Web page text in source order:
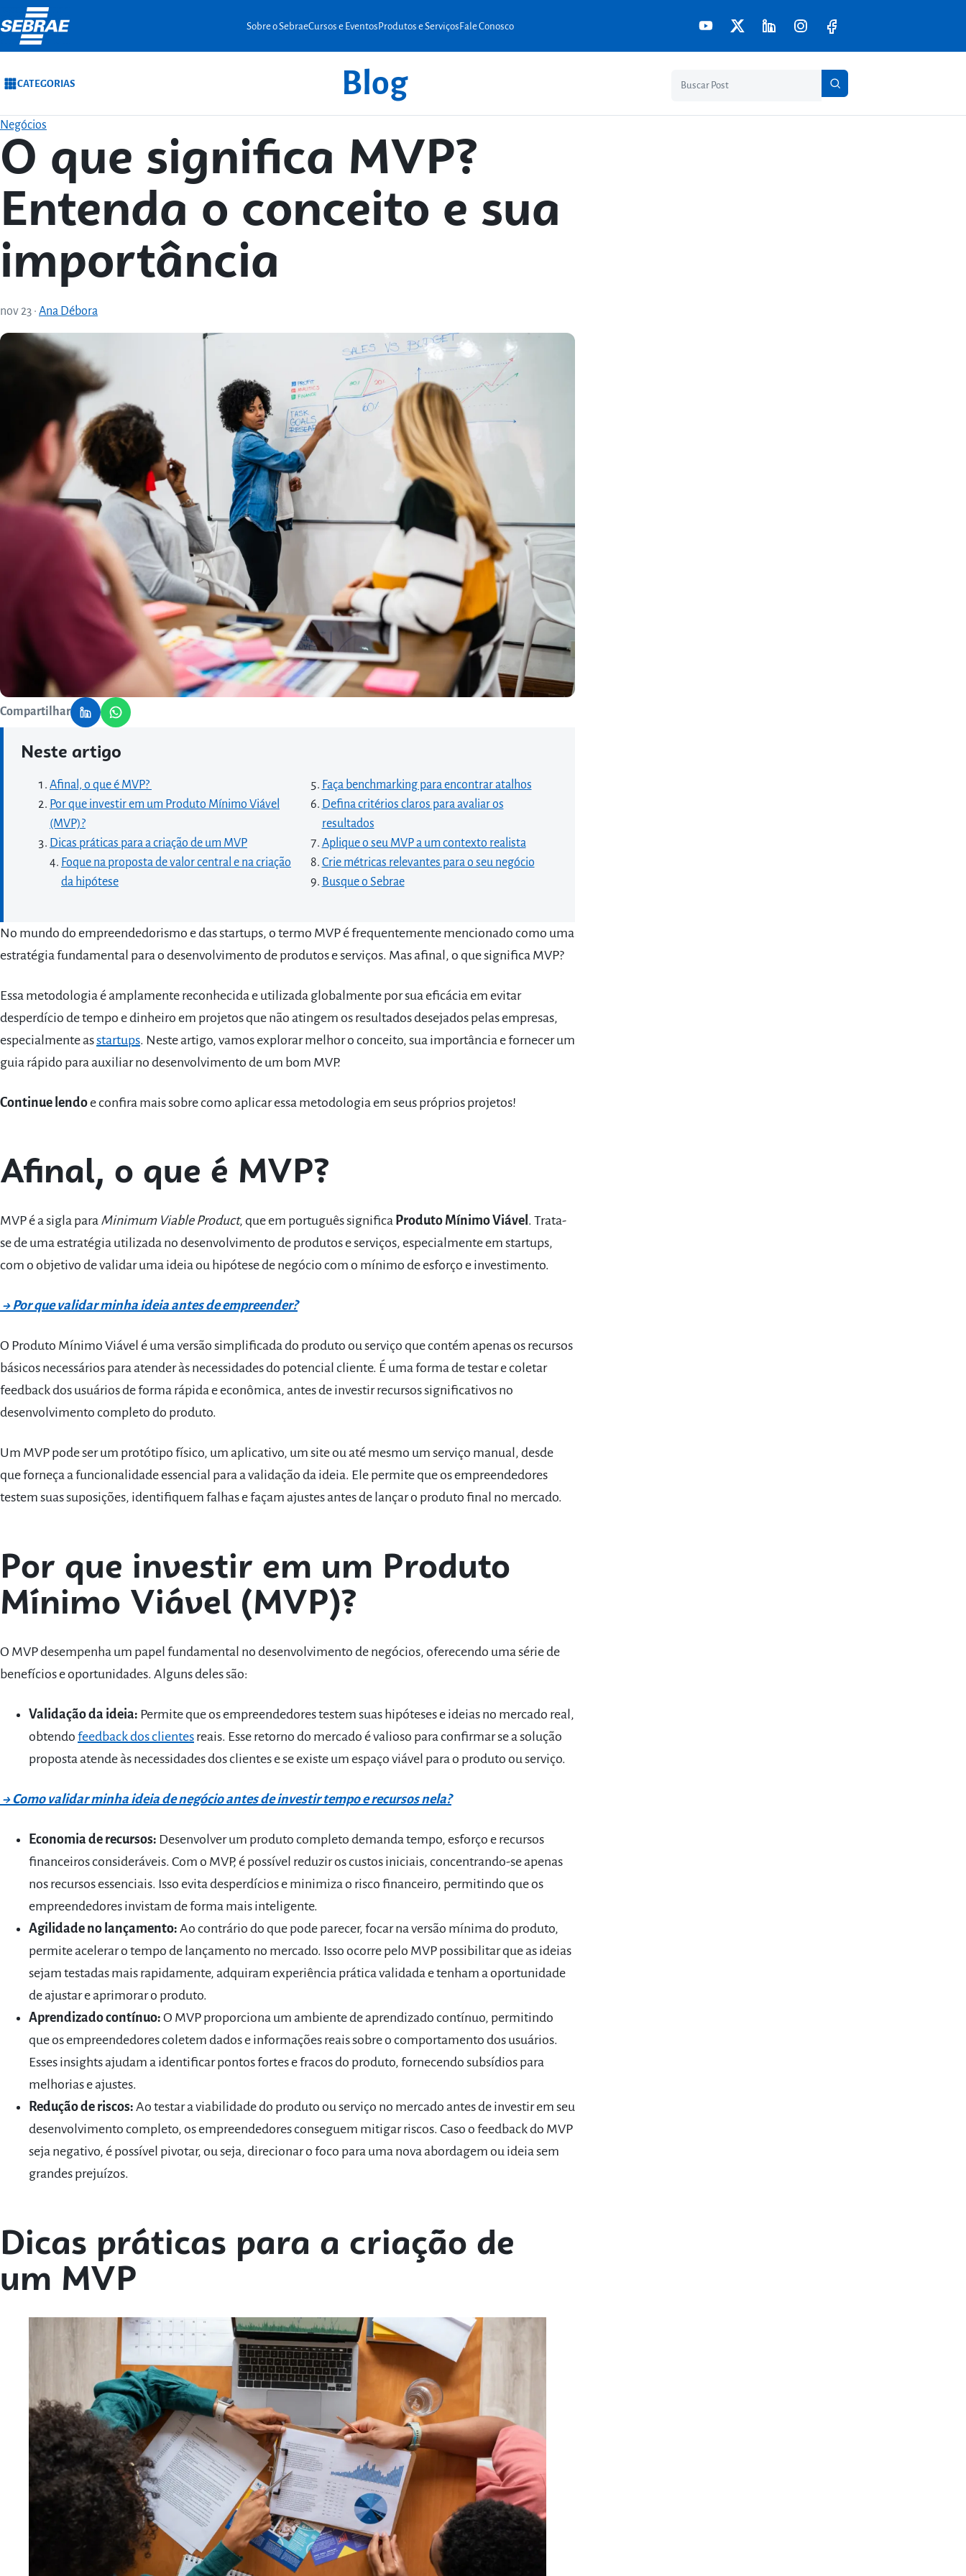
Ir para o conteúdo
Sobre o SebraeCursos e EventosProdutos e ServiçosFale Conosco
CATEGORIAS Blog
Negócios
O que significa MVP?
Entenda o conceito e sua
importância
nov 23 · Ana Débora
Compartilhar
Neste artigo
Afinal, o que é MVP?
Por que investir em um Produto Mínimo Viável
(MVP)?
Dicas práticas para a criação de um MVP
Foque na proposta de valor central e na criação
da hipótese
Faça benchmarking para encontrar atalhos
Defina critérios claros para avaliar os
resultados
Aplique o seu MVP a um contexto realista
Crie métricas relevantes para o seu negócio
Busque o Sebrae
No mundo do empreendedorismo e das startups, o termo MVP é frequentemente mencionado como uma
estratégia fundamental para o desenvolvimento de produtos e serviços. Mas afinal, o que significa MVP?
Essa metodologia é amplamente reconhecida e utilizada globalmente por sua eficácia em evitar
desperdício de tempo e dinheiro em projetos que não atingem os resultados desejados pelas empresas,
especialmente asstartups. Neste artigo, vamos explorar melhor o conceito, sua importância e fornecer um
guia rápido para auxiliar no desenvolvimento de um bom MVP.
Continue lendoe confira mais sobre como aplicar essa metodologia em seus próprios projetos!
Afinal, o que é MVP?
MVP é a sigla para Minimum Viable Product, que em português significa Produto Mínimo Viável. Trata-
se de uma estratégia utilizada no desenvolvimento de produtos e serviços, especialmente em startups,
com o objetivo de validar uma ideia ou hipótese de negócio com o mínimo de esforço e investimento.
→ Por que validar minha ideia antes de empreender?
O Produto Mínimo Viável é uma versão simplificada do produto ou serviço que contém apenas os recursos
básicos necessários para atender às necessidades do potencial cliente. É uma forma de testar e coletar
feedback dos usuários de forma rápida e econômica, antes de investir recursos significativos no
desenvolvimento completo do produto.
Um MVP pode ser um protótipo físico, um aplicativo, um site ou até mesmo um serviço manual, desde
que forneça a funcionalidade essencial para a validação da ideia. Ele permite que os empreendedores
testem suas suposições, identifiquem falhas e façam ajustes antes de lançar o produto final no mercado.
Por que investir em um Produto
Mínimo Viável (MVP)?
O MVP desempenha um papel fundamental no desenvolvimento de negócios, oferecendo uma série de
benefícios e oportunidades. Alguns deles são:
Validação da ideia: Permite que os empreendedores testem suas hipóteses e ideias no mercado real,
obtendo feedback dos clientes reais. Esse retorno do mercado é valioso para confirmar se a solução
proposta atende às necessidades dos clientes e se existe um espaço viável para o produto ou serviço.
→ Como validar minha ideia de negócio antes de investir tempo e recursos nela?
Economia de recursos: Desenvolver um produto completo demanda tempo, esforço e recursos
financeiros consideráveis. Com o MVP, é possível reduzir os custos iniciais, concentrando-se apenas
nos recursos essenciais. Isso evita desperdícios e minimiza o risco financeiro, permitindo que os
empreendedores invistam de forma mais inteligente.
Agilidade no lançamento: Ao contrário do que pode parecer, focar na versão mínima do produto,
permite acelerar o tempo de lançamento no mercado. Isso ocorre pelo MVP possibilitar que as ideias
sejam testadas mais rapidamente, adquiram experiência prática validada e tenham a oportunidade
de ajustar e aprimorar o produto.
Aprendizado contínuo: O MVP proporciona um ambiente de aprendizado contínuo, permitindo
que os empreendedores coletem dados e informações reais sobre o comportamento dos usuários.
Esses insights ajudam a identificar pontos fortes e fracos do produto, fornecendo subsídios para
melhorias e ajustes.
Redução de riscos: Ao testar a viabilidade do produto ou serviço no mercado antes de investir em seu
desenvolvimento completo, os empreendedores conseguem mitigar riscos. Caso o feedback do MVP
seja negativo, é possível pivotar, ou seja, direcionar o foco para uma nova abordagem ou ideia sem
grandes prejuízos.
Dicas práticas para a criação de
um MVP